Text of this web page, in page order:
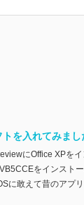
を入れてみまし
にOffice XPを
をインストー
に敢えて昔のアプ